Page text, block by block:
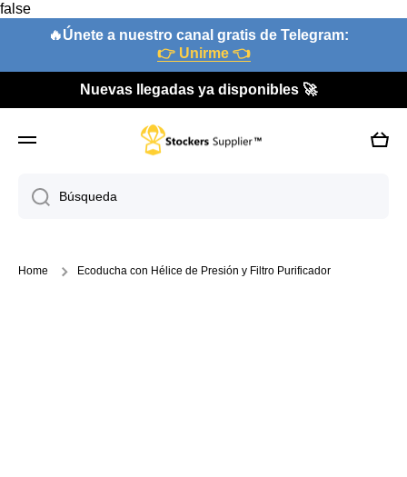
false
Ir directamente al contenido
🔥Únete a nuestro canal gratis de Telegram:
👉 Unirme 👈
Nuevas llegadas ya disponibles 🚀
Búsqueda
Home Ecoducha con Hélice de Presión y Filtro Purificador